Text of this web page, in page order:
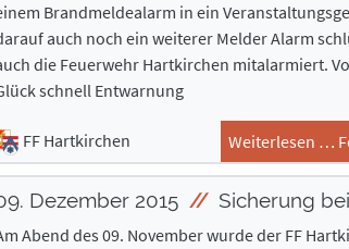
Brandmeldealarm in ein
auch noch ein weiterer Melder Alarm
die Feuerwehr Hartkirchen mitalarmiert.
schnell Entwarnung
FF Hartkirchen Weiterlesen …
Dezember 2015 Sicherung
Abend des 09. November wurde der FF